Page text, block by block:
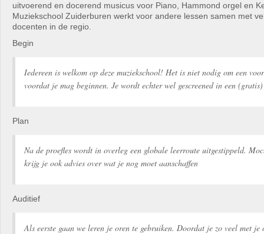
uitvoerend en docerend musicus voor Piano, Hammond orgel en
Muziekschool Zuiderburen werkt voor andere lessen samen met
docenten in de regio.
Begin
Iedereen is welkom op deze muziekschool! Het is niet nodig om een
voordat je mag beginnen. Je wordt echter wel gescreened in een
Plan
Na de proefles wordt in overleg een globale leerroute uitgestippeld.
krijg je ook advies over wat je nog moet aanschaffen
Auditief
Als eerste gaan we leren je oren te gebruiken. Doordat je zo veel met je